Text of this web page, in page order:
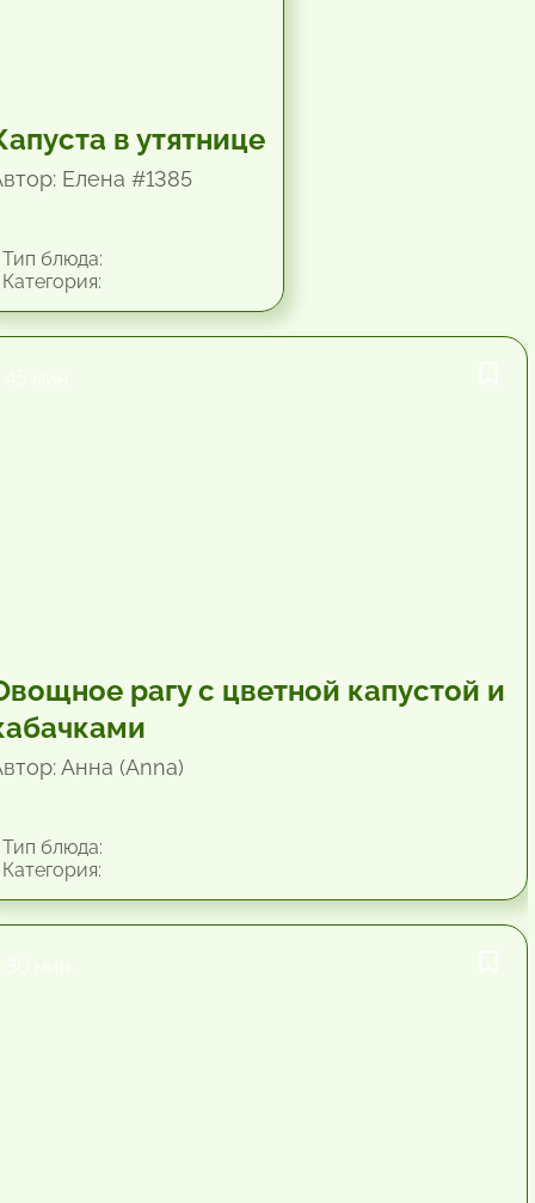
в утятнице
Елена #1385
блюда:
рагу с цветной капустой и
Анна (Anna)
блюда: